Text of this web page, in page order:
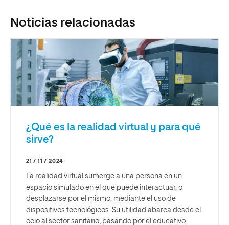
Noticias relacionadas
¿Qué es la realidad virtual y para qué
sirve?
21 / 11 / 2024
La realidad virtual sumerge a una persona en un
espacio simulado en el que puede interactuar, o
desplazarse por el mismo, mediante el uso de
dispositivos tecnológicos. Su utilidad abarca desde el
ocio al sector sanitario, pasando por el educativo.